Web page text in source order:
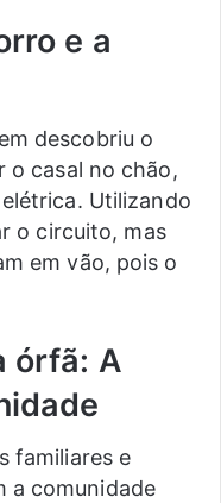
e a
descobriu o
o casal no chão,
Utilizando
o circuito, mas
em vão, pois o
órfã: A
familiares e
a comunidade